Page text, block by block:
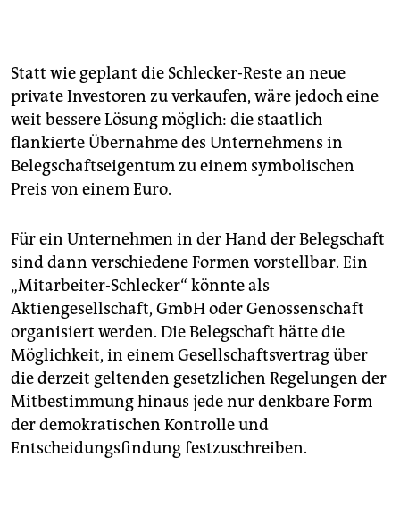
Statt wie geplant die Schlecker-Reste an neue
private Investoren zu verkaufen, wäre jedoch eine
weit bessere Lösung möglich: die staatlich
flankierte Übernahme des Unternehmens in
Belegschaftseigentum zu einem symbolischen
Preis von einem Euro.
Für ein Unternehmen in der Hand der Belegschaft
sind dann verschiedene Formen vorstellbar. Ein
„Mitarbeiter-Schlecker“ könnte als
Aktiengesellschaft, GmbH oder Genossenschaft
organisiert werden. Die Belegschaft hätte die
Möglichkeit, in einem Gesellschaftsvertrag über
die derzeit geltenden gesetzlichen Regelungen der
Mitbestimmung hinaus jede nur denkbare Form
der demokratischen Kontrolle und
Entscheidungsfindung festzuschreiben.